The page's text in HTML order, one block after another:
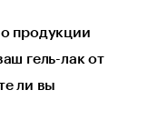
продукции
гель-лак от
ли вы